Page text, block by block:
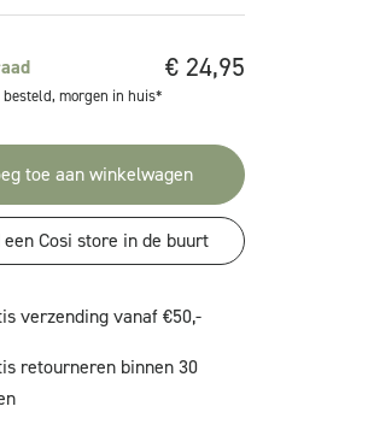
€ 24,95
morgen in huis*
toe aan winkelwagen
Cosi store in de buurt
verzending vanaf €50,-
retourneren binnen 30